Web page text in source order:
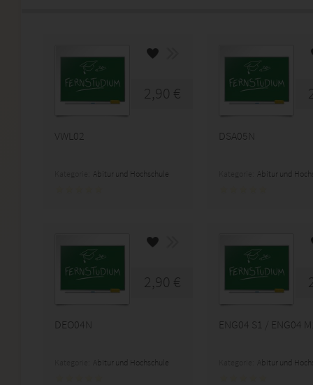
2,90 €
VWL02
Abitur und Hochschule
DSA05N
Abitur und
2,90 €
DEO04N
Abitur und Hochschule
ENG04 S1 / ENG04
Abitur und